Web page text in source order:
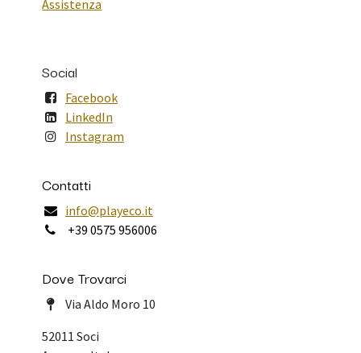
Assistenza
Social
Facebook
LinkedIn
Instagram
Contatti
info@playeco.it
+39 0575 956006
Dove Trovarci
Via Aldo Moro 10
52011 Soci